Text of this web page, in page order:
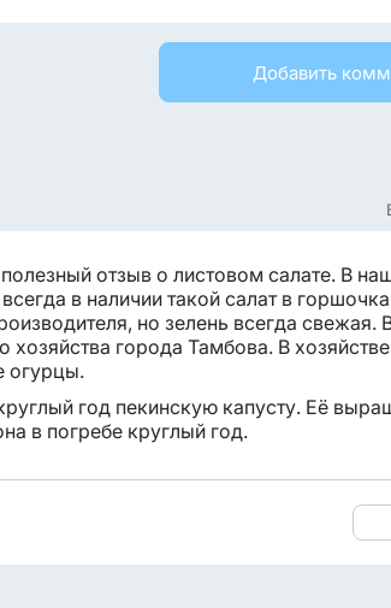
Добавить
отзыв о листовом салате. В
в наличии такой салат в
но зелень всегда свежая.
хозяйства города Тамбова. В
огурцы.
год пекинскую капусту. Её
в погребе круглый год.